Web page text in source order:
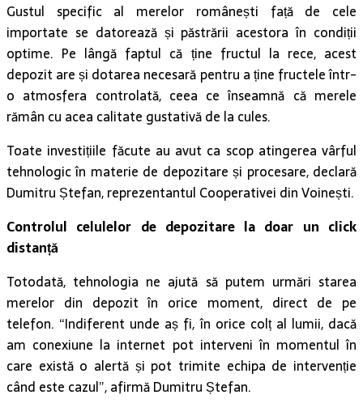
Gustul specific al merelor românești față de cele
importate se datorează și păstrării acestora în condiții
optime. Pe lângă faptul că ține fructul la rece, acest
depozit are și dotarea necesară pentru a ține fructele într-
o atmosfera controlată, ceea ce înseamnă că merele
rămân cu acea calitate gustativă de la cules.
Toate investițiile făcute au avut ca scop atingerea vârful
tehnologic în materie de depozitare și procesare, declară
Dumitru Ștefan, reprezentantul Cooperativei din Voinești.
Controlul celulelor de depozitare la doar un click
distanță
Totodată, tehnologia ne ajută să putem urmări starea
merelor din depozit în orice moment, direct de pe
telefon. “Indiferent unde aș fi, în orice colț al lumii, dacă
am conexiune la internet pot interveni în momentul în
care există o alertă și pot trimite echipa de intervenție
când este cazul”, afirmă Dumitru Ștefan.